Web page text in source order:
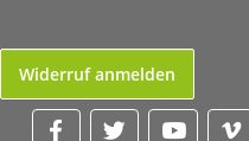
Widerruf anmelden